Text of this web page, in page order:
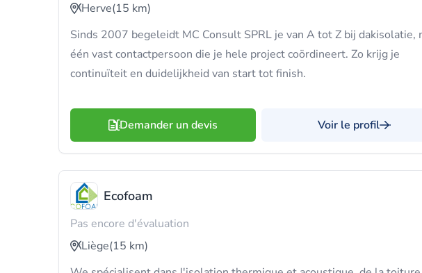
Herve(15 km)
Sinds 2007 begeleidt MC Consult SPRL je van A tot Z bij dakisolatie,
één vast contactpersoon die je hele project coördineert. Zo krijg je
continuïteit en duidelijkheid van start tot finish.
Demander un devis Voir le profil
Ecofoam
Pas encore d'évaluation
Liège(15 km)